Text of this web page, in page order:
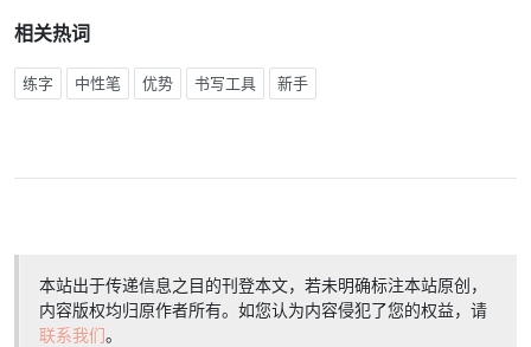
相关热词
练字 中性笔 优势 书写工具 新手
本站出于传递信息之目的刊登本文，若未明确标注本站原创，
内容版权均归原作者所有。如您认为内容侵犯了您的权益，请
联系我们。